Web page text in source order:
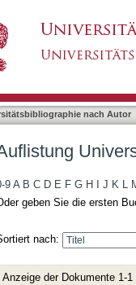
nach Autor
9A B C D E F G H J K L
geben Sie die ersten
nach:
Anzeige der Dokumente 1-1